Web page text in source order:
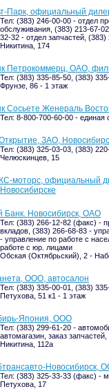
Парк, официальный
Тел: (383) 246-00-00 - отдел
обслуживания, (383) 213-67-
32-32 - отдел запчастей,
Никитина, 174
Петрокоммерц, ОАО,
Тел: (383) 335-85-50, (383)
Фрунзе, 86 - 1 этаж
Сосьете Женераль
Тел: 8-800-700-60-00 - единая
ЗАО,
Тел: (383) 325-03-03, (383)
Челюскинцев, 15
моторс, официальный
Новосибирске
Банк. Новосибирск, ОАО
Тел: (383) 266-12-82 (факс) -
вкладов, (383) 266-68-83 -
- управление по работе с
работе с юр. лицами
Обская (Октябрьский), 2 -
ООО, автосалон
Тел: (383) 335-00-01, (383)
Петухова, 51 к1 - 1 этаж
Япония, ООО
Тел: (383) 299-61-20 -
автомагазин, заказ
Никитина, 112а
Новосибирск,
Тел: (383) 325-33-33 (факс) -
Петухова, 17